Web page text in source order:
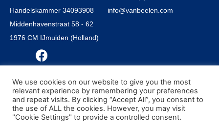
Handelskammer 34093908
Middenhavenstraat 58 - 62
1976 CM IJmuiden (Holland)
info@vanbeelen.com
© ALL RIGHTS RESERVED VAN BEELEN B.V. 1916 - 2021
GESCHÄFTSBEDINGUNGEN
We use cookies on our website to give you the most
relevant experience by remembering your preferences
and repeat visits. By clicking “Accept All”, you consent to
the use of ALL the cookies. However, you may visit
"Cookie Settings" to provide a controlled consent.